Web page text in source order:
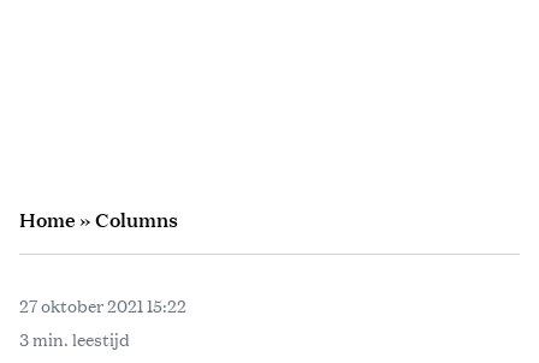
Home»Columns
27 oktober 2021 15:22
3 min. leestijd